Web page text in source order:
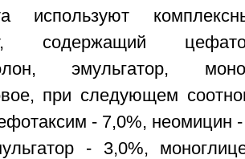
используют
содержащий
эмульгатор,
при следующем
- 7,0%, неомицин
- 3,0%,